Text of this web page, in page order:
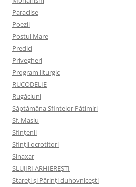
Paraclise
Poezii
Postul Mare
Predici
Privegheri
Program liturgic
RUCODELIE
Rugăciuni
Săptămâna Sfintelor Pătimiri
Sf. Maslu
Sfințenii
Sfinții ocrotitori
Sinaxar
SLUJIRI ARHIEREȘTI
Stareți și Părinți duhovnicești